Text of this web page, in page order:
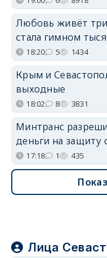
Любовь живёт
стала гимном
18:20 5 1434
Крым и
выходные
18:02 8 3831
Минтранс
деньги на защиту
17:18 1 435
Лица